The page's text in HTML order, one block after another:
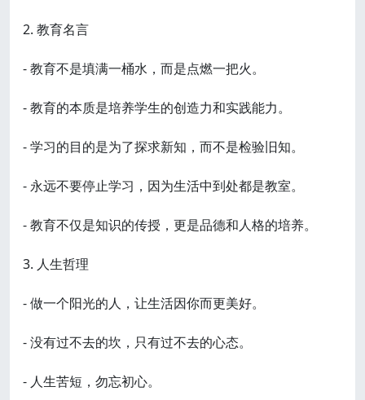
2. 教育名言
- 教育不是填满一桶水，而是点燃一把火。
- 教育的本质是培养学生的创造力和实践能力。
- 学习的目的是为了探求新知，而不是检验旧知。
- 永远不要停止学习，因为生活中到处都是教室。
- 教育不仅是知识的传授，更是品德和人格的培养。
3. 人生哲理
- 做一个阳光的人，让生活因你而更美好。
- 没有过不去的坎，只有过不去的心态。
- 人生苦短，勿忘初心。